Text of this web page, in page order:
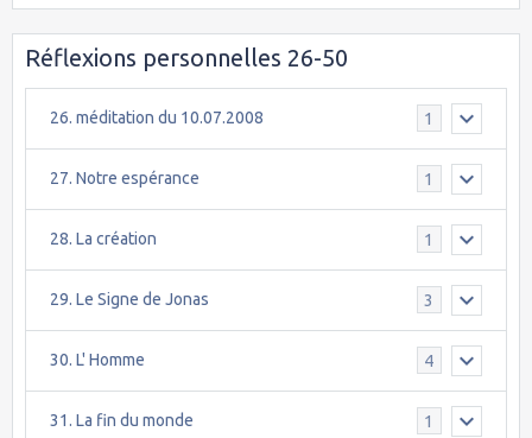
Réflexions personnelles 26-50
26. méditation du 10.07.2008 1
27. Notre espérance 1
28. La création 1
29. Le Signe de Jonas 3
30. L' Homme 4
31. La fin du monde 1